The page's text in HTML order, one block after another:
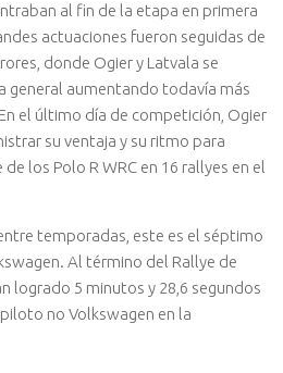
al fin de la etapa en primera
actuaciones fueron seguidas de
donde Ogier y Latvala se
general aumentando todavía más
el último día de competición, Ogier
su ventaja y su ritmo para
los Polo R WRC en 16 rallyes en el
temporadas, este es el séptimo
Al término del Rallye de
logrado 5 minutos y 28,6 segundos
no Volkswagen en la